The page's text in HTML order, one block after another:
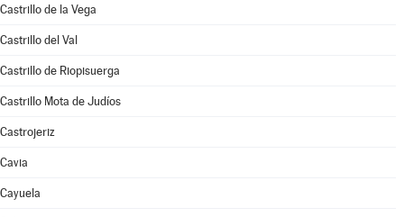
Castrillo de la Vega
Castrillo del Val
Castrillo de Riopisuerga
Castrillo Mota de Judíos
Castrojeriz
Cavia
Cayuela